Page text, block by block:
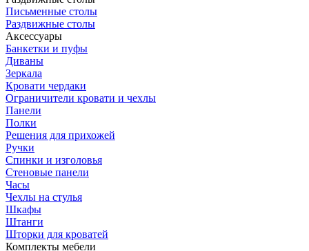
Письменные столы
Раздвижные столы
Аксессуары
Банкетки и пуфы
Диваны
Зеркала
Кровати чердаки
Ограничители кровати и чехлы
Панели
Полки
Решения для прихожей
Ручки
Спинки и изголовья
Стеновые панели
Часы
Чехлы на стулья
Шкафы
Штанги
Шторки для кроватей
Комплекты мебели